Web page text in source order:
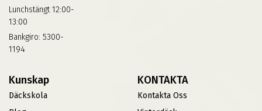
Lunchstängt 12:00-
13:00
Bankgiro: 5300-
1194
Kunskap
Däckskola
KONTAKTA
Kontakta Oss